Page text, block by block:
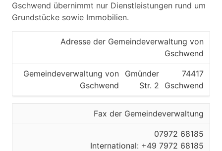
Gschwend übernimmt nur Dienstleistungen rund um
Grundstücke sowie Immobilien.
Adresse der Gemeindeverwaltung von
Gschwend
Gemeindeverwaltung von
Gschwend
Gmünder
Str. 2
74417
Gschwend
Fax der Gemeindeverwaltung
07972 68185
International: +49 7972 68185